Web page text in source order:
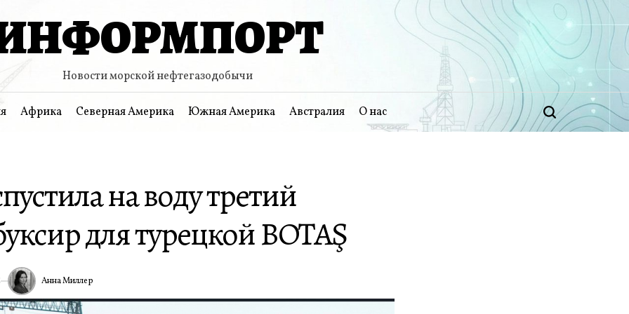
Новости морской нефтегазодобычи
Африка Северная Америка Южная Америка Австралия О нас Поиск
на воду третий
для турецкой BOTAŞ
ИА Анна Миллер